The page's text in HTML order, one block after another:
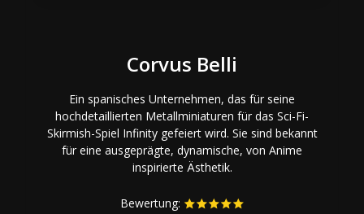
Corvus Belli
Ein spanisches Unternehmen, das für seine
hochdetaillierten Metallminiaturen für das Sci-Fi-
Skirmish-Spiel Infinity gefeiert wird. Sie sind bekannt
für eine ausgeprägte, dynamische, von Anime
inspirierte Ästhetik.
Bewertung: